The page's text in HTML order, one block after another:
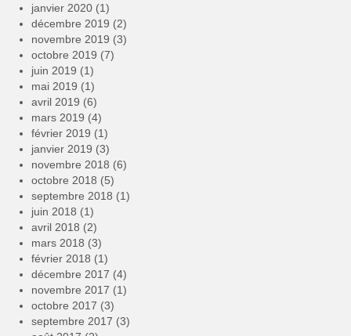
janvier 2020 (1)
décembre 2019 (2)
novembre 2019 (3)
octobre 2019 (7)
juin 2019 (1)
mai 2019 (1)
avril 2019 (6)
mars 2019 (4)
février 2019 (1)
janvier 2019 (3)
novembre 2018 (6)
octobre 2018 (5)
septembre 2018 (1)
juin 2018 (1)
avril 2018 (2)
mars 2018 (3)
février 2018 (1)
décembre 2017 (4)
novembre 2017 (1)
octobre 2017 (3)
septembre 2017 (3)